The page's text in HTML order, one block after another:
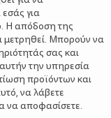
για
Η απόδοση της
μετρηθεί. Μπορούν να
σας και
την υπηρεσία
προϊόντων και
να λάβετε
να αποφασίσετε.